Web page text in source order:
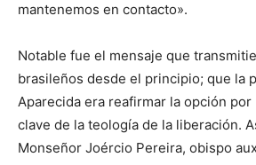
mantenemos en contacto».
Notable fue el mensaje que
brasileños desde el principio; que la
Aparecida era reafirmar la opción
clave de la teología de la liberación.
Monseñor Joércio Pereira, obispo